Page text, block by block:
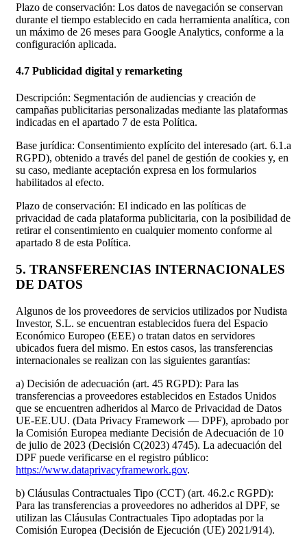
Plazo de conservación: Los datos de navegación se conservan
durante el tiempo establecido en cada herramienta analítica, con
un máximo de 26 meses para Google Analytics, conforme a la
configuración aplicada.
4.7 Publicidad digital y remarketing
Descripción: Segmentación de audiencias y creación de
campañas publicitarias personalizadas mediante las plataformas
indicadas en el apartado 7 de esta Política.
Base jurídica: Consentimiento explícito del interesado (art. 6.1.a
RGPD), obtenido a través del panel de gestión de cookies y, en
su caso, mediante aceptación expresa en los formularios
habilitados al efecto.
Plazo de conservación: El indicado en las políticas de
privacidad de cada plataforma publicitaria, con la posibilidad de
retirar el consentimiento en cualquier momento conforme al
apartado 8 de esta Política.
5. TRANSFERENCIAS INTERNACIONALES
DE DATOS
Algunos de los proveedores de servicios utilizados por Nudista
Investor, S.L. se encuentran establecidos fuera del Espacio
Económico Europeo (EEE) o tratan datos en servidores
ubicados fuera del mismo. En estos casos, las transferencias
internacionales se realizan con las siguientes garantías:
a) Decisión de adecuación (art. 45 RGPD): Para las
transferencias a proveedores establecidos en Estados Unidos
que se encuentren adheridos al Marco de Privacidad de Datos
UE-EE.UU. (Data Privacy Framework — DPF), aprobado por
la Comisión Europea mediante Decisión de Adecuación de 10
de julio de 2023 (Decisión C(2023) 4745). La adecuación del
DPF puede verificarse en el registro público:
https://www.dataprivacyframework.gov.
b) Cláusulas Contractuales Tipo (CCT) (art. 46.2.c RGPD):
Para las transferencias a proveedores no adheridos al DPF, se
utilizan las Cláusulas Contractuales Tipo adoptadas por la
Comisión Europea (Decisión de Ejecución (UE) 2021/914).